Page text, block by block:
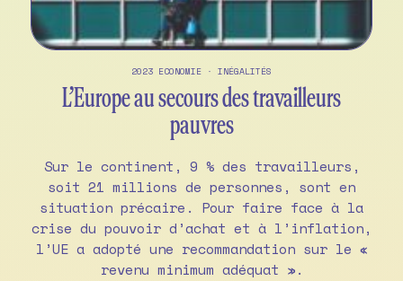
2023 ECONOMIE · INÉGALITÉS
L’Europe au secours des travailleurs
pauvres
Sur le continent, 9 % des travailleurs,
soit 21 millions de personnes, sont en
situation précaire. Pour faire face à la
crise du pouvoir d’achat et à l’inflation,
l’UE a adopté une recommandation sur le «
revenu minimum adéquat ».